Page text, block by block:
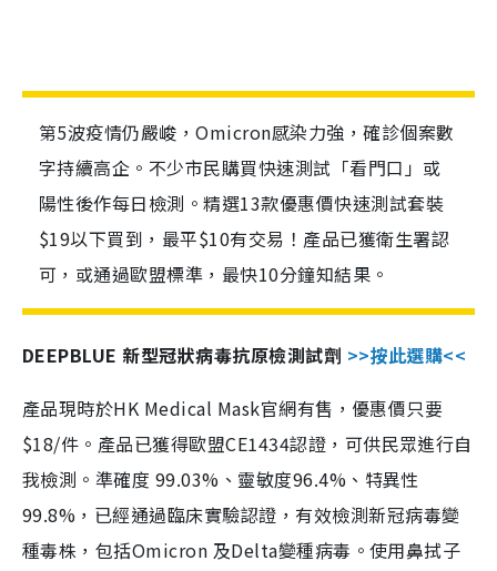
第5波疫情仍嚴峻，Omicron感染力強，確診個案數
字持續高企。不少市民購買快速測試「看門口」或
陽性後作每日檢測。精選13款優惠價快速測試套裝
$19以下買到，最平$10有交易！產品已獲衛生署認
可，或通過歐盟標準，最快10分鐘知結果。
DEEPBLUE 新型冠狀病毒抗原檢測試劑 >>按此選購<<
產品現時於HK Medical Mask官網有售，優惠價只要
$18/件。產品已獲得歐盟CE1434認證，可供民眾進行自
我檢測。準確度 99.03%、靈敏度96.4%、特異性
99.8%，已經通過臨床實驗認證，有效檢測新冠病毒變
種毒株，包括Omicron 及Delta變種病毒。使用鼻拭子